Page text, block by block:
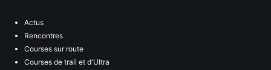
Actus
Rencontres
Courses sur route
Courses de trail et d'Ultra